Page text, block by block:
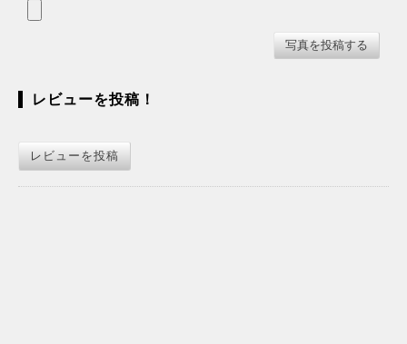
レビューを投稿！
レビューを投稿